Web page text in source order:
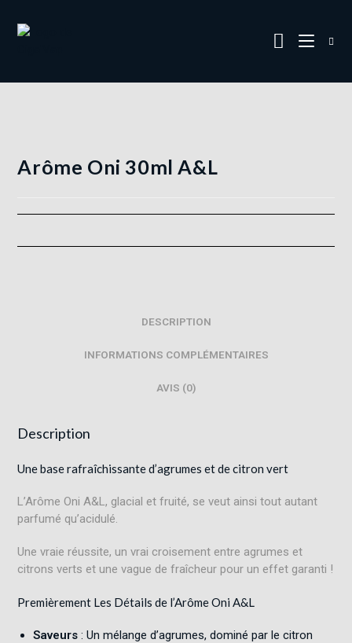
Arôme Oni 30ml A&L
DESCRIPTION
INFORMATIONS COMPLÉMENTAIRES
AVIS (0)
Description
Une base rafraîchissante d’agrumes et de citron vert
L’Arôme Oni A&L, glacial et fruité, se veut ainsi tout autant
parfumé qu’acidulé.
Une vraie réussite, un vrai croisement entre agrumes et
citrons verts et une vague de fraîcheur pour un effet garanti !
Premièrement Les Détails de l’Arôme Oni A&L
Saveurs : Un mélange d’agrumes, dominé par le citron